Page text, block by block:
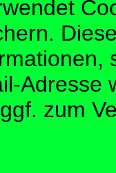
Adresse
zum